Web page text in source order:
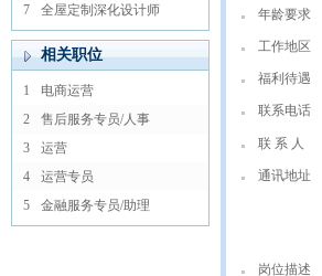
7
全屋定制深化设计师
相关职位
1
电商运营
2
售后服务专员/人事
3
运营
4
运营专员
5
金融服务专员/助理
年龄要求
工作地区
福利待遇
联系电话
联 系 人
通讯地址
岗位描述